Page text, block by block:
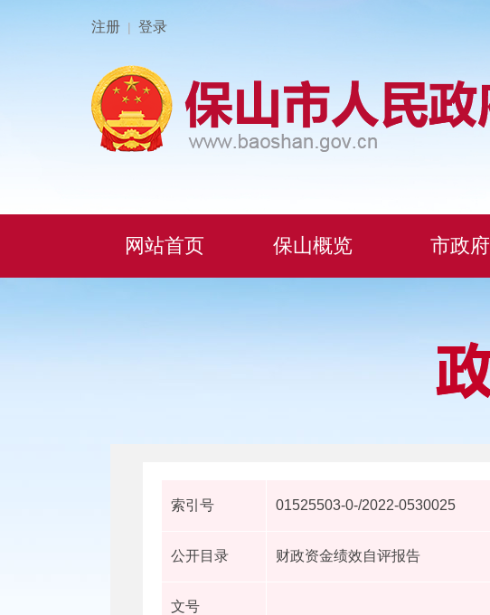
注册 | 登录
网站首页 保山概览 市政府
索引号 01525503-0-/2022-0530025
公开目录 财政资金绩效自评报告
文号